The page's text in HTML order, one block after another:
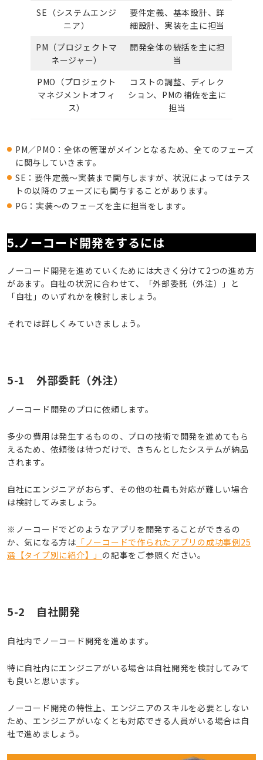
SE（システムエンジ
ニア）
要件定義、基本設計、詳
細設計、実装を主に担当
PM（プロジェクトマ
ネージャー）
開発全体の統括を主に担
当
PMO（プロジェクト
マネジメントオフィ
ス）
コストの調整、ディレク
ション、PMの補佐を主に
担当
PM／PMO：全体の管理がメインとなるため、全てのフェーズ
に関与していきます。
SE：要件定義～実装まで関与しますが、状況によってはテス
トの以降のフェーズにも関与することがあります。
PG：実装～のフェーズを主に担当をします。
5.ノーコード開発をするには
ノーコード開発を進めていくためには大きく分けて2つの進め方
があます。自社の状況に合わせて、「外部委託（外注）」と
「自社」のいずれかを検討しましょう。
それでは詳しくみていきましょう。
5-1 外部委託（外注）
ノーコード開発のプロに依頼します。
多少の費用は発生するものの、プロの技術で開発を進めてもら
えるため、依頼後は待つだけで、きちんとしたシステムが納品
されます。
自社にエンジニアがおらず、その他の社員も対応が難しい場合
は検討してみましょう。
※ノーコードでどのようなアプリを開発することができるの
か、気になる方は 「ノーコードで作られたアプリの成功事例25
選【タイプ別に紹介】」 の記事をご参照ください。
5-2 自社開発
自社内でノーコード開発を進めます。
特に自社内にエンジニアがいる場合は自社開発を検討してみて
も良いと思います。
ノーコード開発の特性上、エンジニアのスキルを必要としない
ため、エンジニアがいなくとも対応できる人員がいる場合は自
社で進めましょう。